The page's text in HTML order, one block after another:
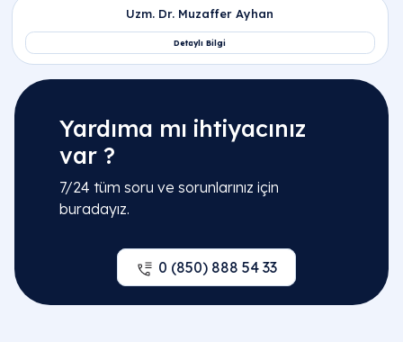
Yardıma mı ihtiyacınız
var ?
7/24 tüm soru ve sorunlarınız için
buradayız.
0 (850) 888 54 33